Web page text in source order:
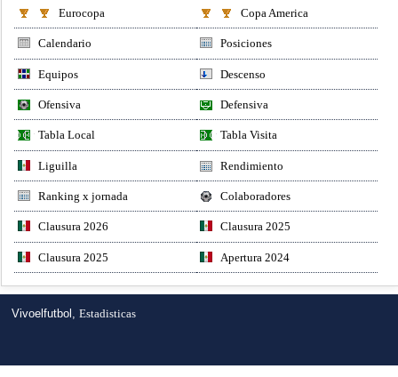
Eurocopa Copa America
Calendario Posiciones
Equipos Descenso
Ofensiva Defensiva
Tabla Local Tabla Visita
Liguilla Rendimiento
Ranking x jornada Colaboradores
Clausura 2026 Clausura 2025
Clausura 2025 Apertura 2024
Vivoelfutbol,Estadisticas